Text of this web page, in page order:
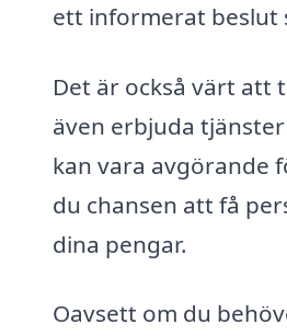
ett informerat beslut
Det är också värt att
även erbjuda
kan vara avgörande
du chansen att få
dina pengar.
Oavsett om du